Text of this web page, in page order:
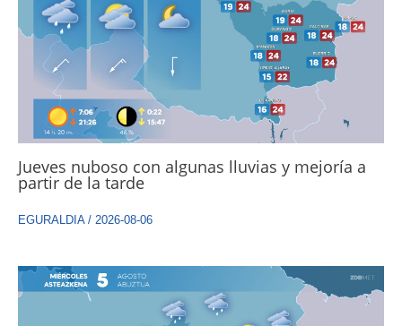
Jueves nuboso con algunas lluvias y mejoría a
partir de la tarde
EGURALDIA/ 2026-08-06